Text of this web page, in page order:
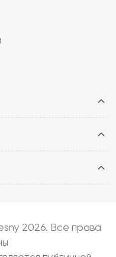
2026. Все права